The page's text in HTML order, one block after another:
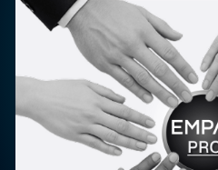
Есть вопрос / предложение / идея
или команду ЕМРАТ
Хочу узнать подробнее о продуктах
ЕМРАТ
Интересует корпоративное
сотрудничество
Хочу пройти обучение / принять
участие
Хочу пригласить Анну Сорокину